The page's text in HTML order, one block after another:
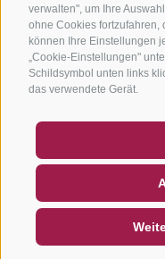
verwalten", um Ihre
ohne Cookies fortzufahren,
können Ihre Einstellungen
„Cookie-Einstellungen"
Schildsymbol unten links
das verwendete Gerät.
NEWSLETTER